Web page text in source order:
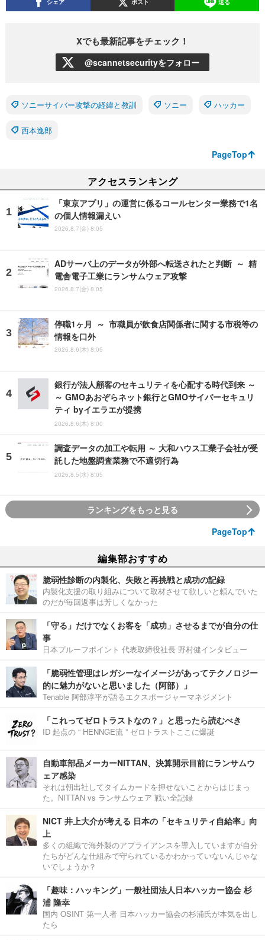
シェア ポスト 送る
Xでも最新記事をチェック！
@scannetsecurityをフォロー
ソニーサイバー攻撃の経緯と教訓 ソニー ハッカー
西本逸郎
PageTop
アクセスランキング
「東京アプリ」の運営に係るコールセンター業務で1名
の個人情報漏えい
2026.8.7(金) 8:05
ADサーバ上のデータが外部へ転送されたと判断 ～ 精
電舎電子工業にランサムウェア攻撃
2026.8.7(金) 8:05
停職1ヶ月 ～ 市職員が飲食店関係者に関する市税等の
情報を口外
2026.8.6(木) 8:05
銀行が法人顧客のセキュリティを心配する時代到来 ～
～ GMOあおぞらネット銀行とGMOサイバーセキュリ
ティ byイエラエが提携
2026.8.6(木) 8:00
調査データの加工や転用 ～ 大和ハウス工業子会社が受
託した地盤調査業務で不適切行為
2026.8.5(水) 8:05
ランキングをもっと見る
PageTop
編集部おすすめ
脆弱性診断の内製化、失敗と再挑戦と成功の記録
内製化支援の取り組みについて取材させて欲しいと頼んでいた
のだが毎回返事は芳しくなかった
「守る」だけでなくお客を「成功」させるまでが自分の仕
事
日本プルーフポイント 代表取締役社長 野村健インタビュー
「脆弱性管理はレガシーなイメージがあってテクノロジー
的に魅力がないと思いました（阿部）」
Tenable 阿部淳平が語るエクスポージャーマネジメント
「これってゼロトラストなの？」と思ったら読むべき
ID 起点の “ HENNGE流 ” ゼロトラストここに爆誕
自動車部品メーカーNITTAN、決算開示目前にランサムウ
ェア感染
それは朝出社してタイムカードを押せないことからはじまっ
た。NITTAN vs ランサムウェア 戦い全記録
NICT 井上大介が考える 日本の「セキュリティ自給率」向
上
多くの組織で海外製のアプライアンスを導入していますが自分
たちがどんな仕組みで守られているかわかっていないんじゃな
いでしょうか？
「趣味：ハッキング」一般社団法人日本ハッカー協会 杉
浦 隆幸
国内 OSINT 第一人者 日本ハッカー協会の杉浦氏が本気を出し
たら